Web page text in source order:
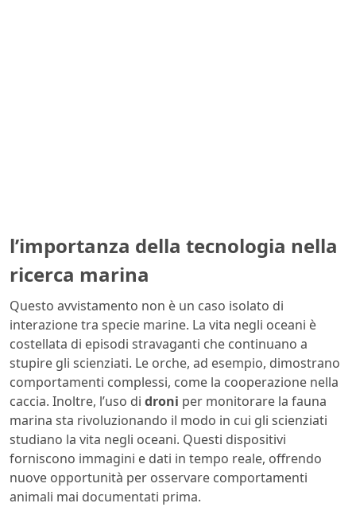
l’importanza della tecnologia nella
ricerca marina
Questo avvistamento non è un caso isolato di
interazione tra specie marine. La vita negli oceani è
costellata di episodi stravaganti che continuano a
stupire gli scienziati. Le orche, ad esempio, dimostrano
comportamenti complessi, come la cooperazione nella
caccia. Inoltre, l’uso di droni per monitorare la fauna
marina sta rivoluzionando il modo in cui gli scienziati
studiano la vita negli oceani. Questi dispositivi
forniscono immagini e dati in tempo reale, offrendo
nuove opportunità per osservare comportamenti
animali mai documentati prima.